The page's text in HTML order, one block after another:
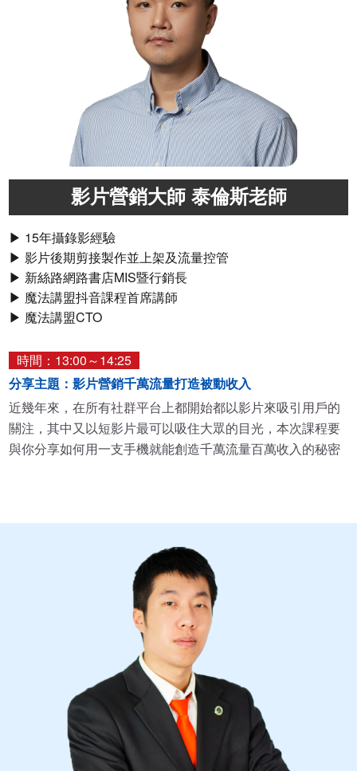
影片營銷大師 泰倫斯老師
▶ 15年攝錄影經驗
▶ 影片後期剪接製作並上架及流量控管
▶ 新絲路網路書店MIS暨行銷長
▶ 魔法講盟抖音課程首席講師
▶ 魔法講盟CTO
時間：13:00～14:25
分享主題：影片營銷千萬流量打造被動收入
近幾年來，在所有社群平台上都開始都以影片來吸引用戶的
關注，其中又以短影片最可以吸住大眾的目光，本次課程要
與你分享如何用一支手機就能創造千萬流量百萬收入的秘密